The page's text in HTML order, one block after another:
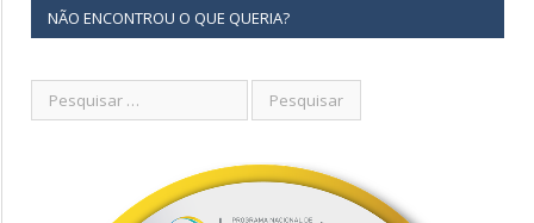
NÃO ENCONTROU O QUE QUERIA?